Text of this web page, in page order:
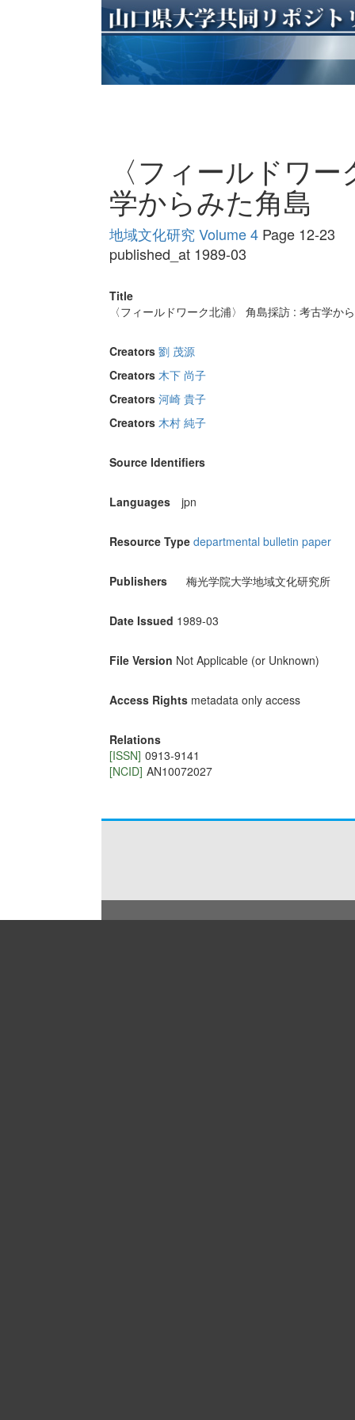
〈フィールドワ
学からみた角島
地域文化研究 Volume 4Page 12-23
published_at 1989-03
Title
〈フィールドワーク北浦〉 角島採訪 : 考古学か
Creators 劉 茂源
Creators 木下 尚子
Creators 河崎 貴子
Creators 木村 純子
Source Identifiers
Languages jpn
Resource Type departmental bulletin paper
Publishers 梅光学院大学地域文化研究所
Date Issued 1989-03
File Version Not Applicable (or Unknown)
Access Rights metadata only access
Relations
[ISSN] 0913-9141
[NCID] AN10072027